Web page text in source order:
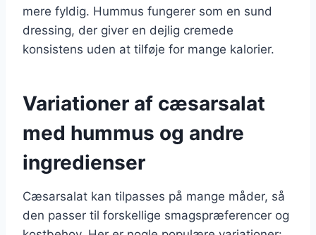
mere fyldig. Hummus fungerer som en sund
dressing, der giver en dejlig cremede
konsistens uden at tilføje for mange kalorier.
Variationer af cæsarsalat
med hummus og andre
ingredienser
Cæsarsalat kan tilpasses på mange måder, så
den passer til forskellige smagspræferencer og